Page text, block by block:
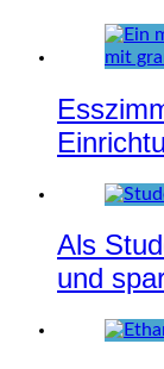
Als
und